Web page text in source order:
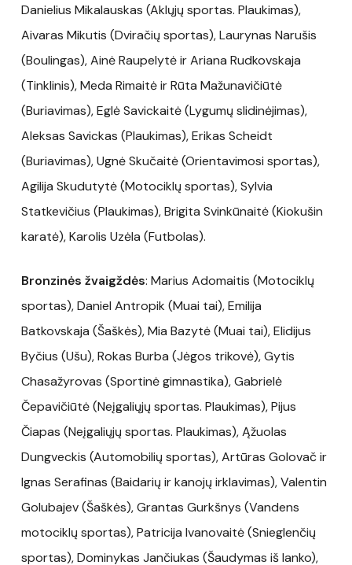
Danielius Mikalauskas (Aklųjų sportas. Plaukimas),
Aivaras Mikutis (Dviračių sportas), Laurynas Narušis
(Boulingas), Ainė Raupelytė ir Ariana Rudkovskaja
(Tinklinis), Meda Rimaitė ir Rūta Mažunavičiūtė
(Buriavimas), Eglė Savickaitė (Lygumų slidinėjimas),
Aleksas Savickas (Plaukimas), Erikas Scheidt
(Buriavimas), Ugnė Skučaitė (Orientavimosi sportas),
Agilija Skudutytė (Motociklų sportas), Sylvia
Statkevičius (Plaukimas), Brigita Svinkūnaitė (Kiokušin
karatė), Karolis Uzėla (Futbolas).
Bronzinės žvaigždės: Marius Adomaitis (Motociklų
sportas), Daniel Antropik (Muai tai), Emilija
Batkovskaja (Šaškės), Mia Bazytė (Muai tai), Elidijus
Byčius (Ušu), Rokas Burba (Jėgos trikovė), Gytis
Chasažyrovas (Sportinė gimnastika), Gabrielė
Čepavičiūtė (Neįgaliųjų sportas. Plaukimas), Pijus
Čiapas (Neįgaliųjų sportas. Plaukimas), Ąžuolas
Dungveckis (Automobilių sportas), Artūras Golovač ir
Ignas Serafinas (Baidarių ir kanojų irklavimas), Valentin
Golubajev (Šaškės), Grantas Gurkšnys (Vandens
motociklų sportas), Patricija Ivanovaitė (Snieglenčių
sportas), Dominykas Jančiukas (Šaudymas iš lanko),